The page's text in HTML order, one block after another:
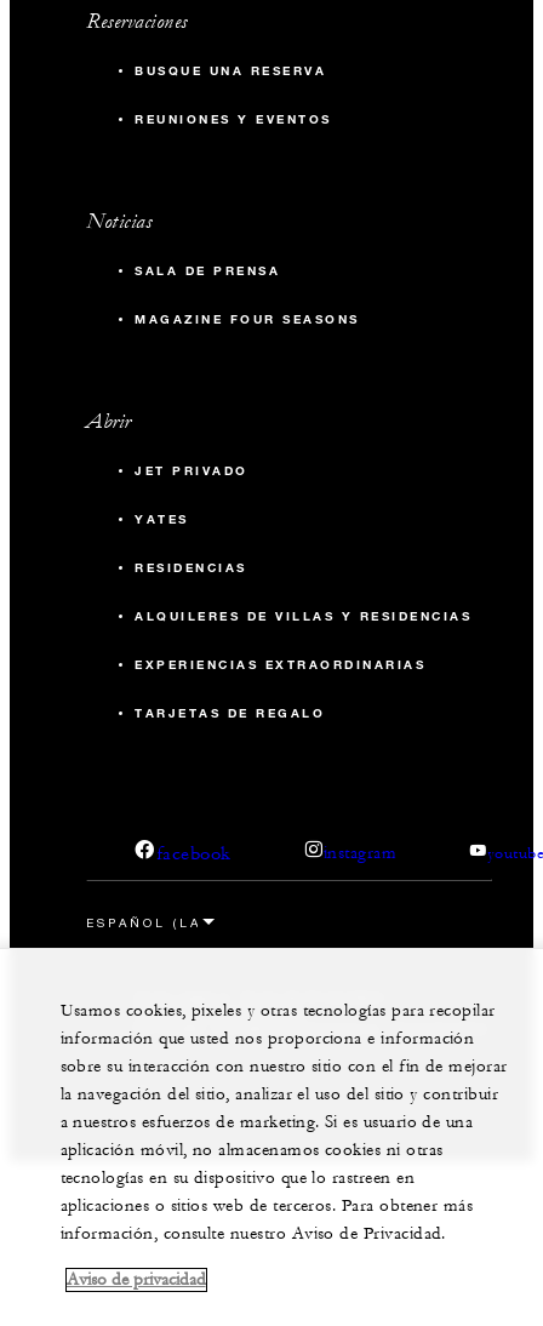
Reservaciones
BUSQUE UNA RESERVA
REUNIONES Y EVENTOS
Noticias
SALA DE PRENSA
MAGAZINE FOUR SEASONS
Abrir
JET PRIVADO
YATES
RESIDENCIAS
ALQUILERES DE VILLAS Y RESIDENCIAS
EXPERIENCIAS EXTRAORDINARIAS
TARJETAS DE REGALO
facebook instagram
Preferencias de cookies
©Four Seasons Hotels Limited 1997-2026. Derechos
reservados.
Usamos cookies, pixeles y otras tecnologías para recopilar
información que usted nos proporciona e información
sobre su interacción con nuestro sitio con el fin de mejorar
la navegación del sitio, analizar el uso del sitio y contribuir
a nuestros esfuerzos de marketing. Si es usuario de una
aplicación móvil, no almacenamos cookies ni otras
tecnologías en su dispositivo que lo rastreen en
aplicaciones o sitios web de terceros. Para obtener más
información, consulte nuestro Aviso de Privacidad.
Aviso de privacidad